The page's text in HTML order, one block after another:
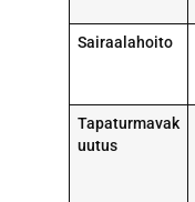
Sairaalahoito
Tapaturmavak
uutus